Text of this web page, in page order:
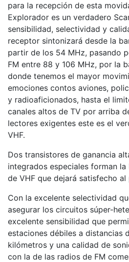
para la recepción de esta
Explorador es un verdadero
sensibilidad, selectividad y
receptor sintonizará desde la
partir de los 54 MHz, pasando
FM entre 88 y 106 MHz, por la
donde tenemos el mayor
emociones contos aviones,
y radioaficionados, hasta el
canales altos de TV por arriba
lectores exigentes este es el
VHF.
Dos transistores de ganancia
integrados especiales forman
de VHF que dejará satisfecho
Con la excelente selectividad
asegurar los circuitos súper-
excelente sensibilidad que
estaciones débiles a distancias
kilómetros y una calidad de
con la de las radios de FM